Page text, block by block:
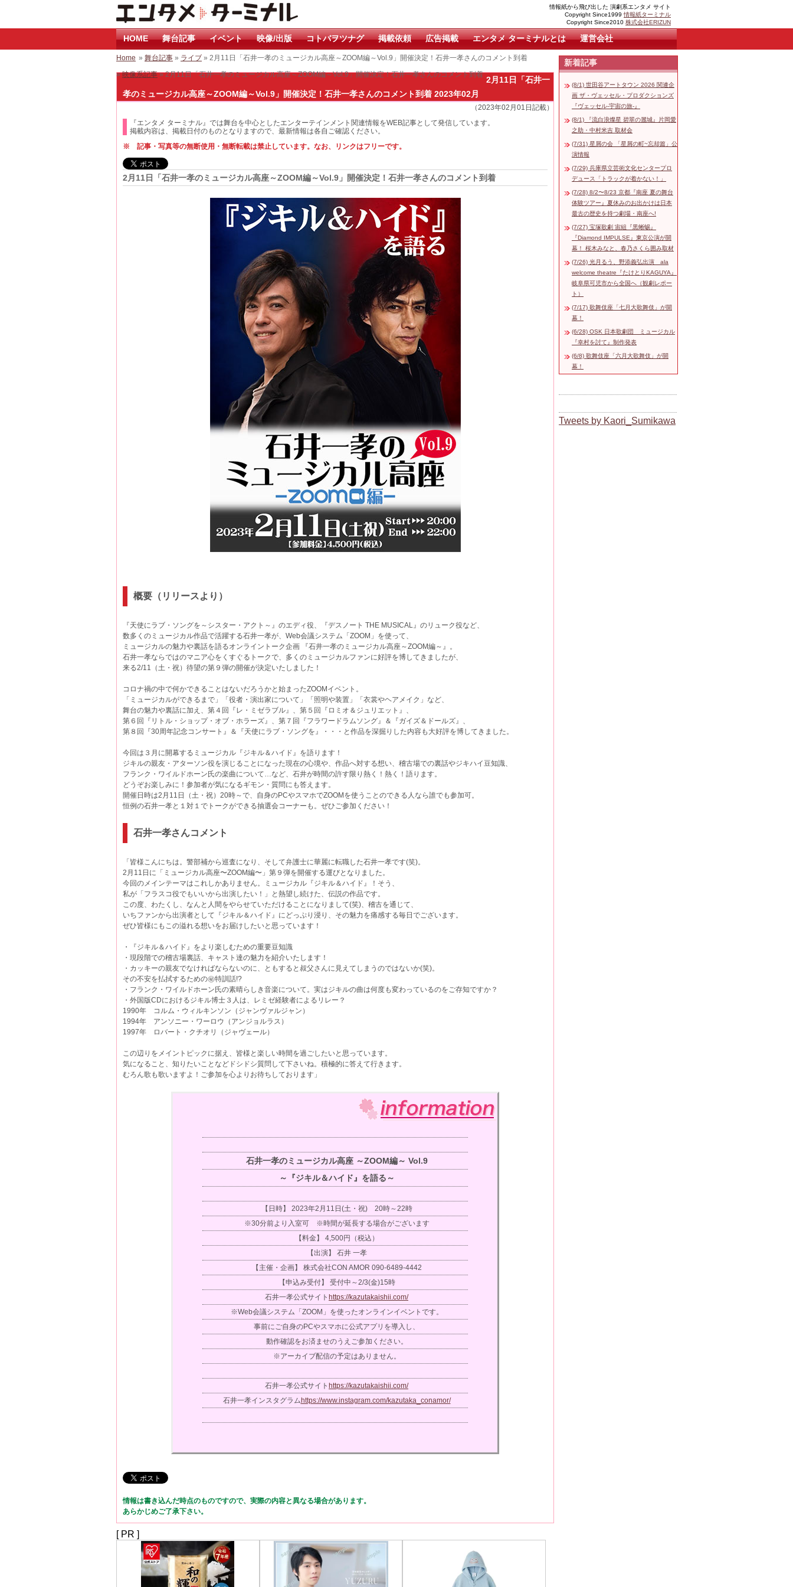
情報紙から飛び出した 演劇系エンタメ サイト
Copyright Since1999 情報紙ターミナル
Copyright Since2010 株式会社ERIZUN
HOME 舞台記事 イベント 映像/出版 コトバヲツナグ 掲載依頼 広告掲載 エンタメ ターミナルとは 運営会社
Home » 舞台記事 » ライブ » 2月11日「石井一孝のミュージカル高座～ZOOM編～Vol.9」開催決定！石井一孝さんのコメント到着
»映像系記事» 2月11日「石井一孝のミュージカル高座～ZOOM編～Vol.9」開催決定！石井一孝さんのコメント到着
2月11日「石井一
孝のミュージカル高座～ZOOM編～Vol.9」開催決定！石井一孝さんのコメント到着 2023年02月
（2023年02月01日記載）
『エンタメ ターミナル』では舞台を中心としたエンターテインメント関連情報をWEB記事として発信しています。
掲載内容は、掲載日付のものとなりますので、最新情報は各自ご確認ください。
※ 記事・写真等の無断使用・無断転載は禁止しています。なお、リンクはフリーです。
2月11日「石井一孝のミュージカル高座～ZOOM編～Vol.9」開催決定！石井一孝さんのコメント到着
概要（リリースより）
『天使にラブ・ソングを～シスター・アクト～』のエディ役、『デスノート THE MUSICAL』のリューク役など、
数多くのミュージカル作品で活躍する石井一孝が、Web会議システム「ZOOM」を使って、
ミュージカルの魅力や裏話を語るオンライントーク企画 『石井一孝のミュージカル高座～ZOOM編～』。
石井一孝ならではのマニア心をくすぐるトークで、多くのミュージカルファンに好評を博してきましたが、
来る2/11（土・祝）待望の第９弾の開催が決定いたしました！
コロナ禍の中で何かできることはないだろうかと始まったZOOMイベント。
「ミュージカルができるまで」「役者・演出家について」「照明や装置」「衣裳やヘアメイク」など、
舞台の魅力や裏話に加え、第４回『レ・ミゼラブル』、第５回『ロミオ＆ジュリエット』、
第６回『リトル・ショップ・オブ・ホラーズ』、第７回『フラワードラムソング』＆『ガイズ＆ドールズ』、
第８回『30周年記念コンサート』＆『天使にラブ・ソングを』・・・と作品を深掘りした内容も大好評を博してきました。
今回は３月に開幕するミュージカル『ジキル＆ハイド』を語ります！
ジキルの親友・アターソン役を演じることになった現在の心境や、作品へ対する想い、稽古場での裏話やジキハイ豆知識、
フランク・ワイルドホーン氏の楽曲について…など、石井が時間の許す限り熱く！熱く！語ります。
どうぞお楽しみに！参加者が気になるギモン・質問にも答えます。
開催日時は2月11日（土・祝）20時～で、自身のPCやスマホでZOOMを使うことのできる人なら誰でも参加可。
恒例の石井一孝と１対１でトークができる抽選会コーナーも。ぜひご参加ください！
石井一孝さんコメント
「皆様こんにちは。警部補から巡査になり、そして弁護士に華麗に転職した石井一孝です(笑)。
2月11日に「ミュージカル高座〜ZOOM編〜」第９弾を開催する運びとなりました。
今回のメインテーマはこれしかありません。ミュージカル『ジキル＆ハイド』！そう、
私が「フラスコ役でもいいから出演したい！」と熱望し続けた、伝説の作品です。
この度、わたくし、なんと人間をやらせていただけることになりまして(笑)、稽古を通じて、
いちファンから出演者として『ジキル＆ハイド』にどっぷり浸り、その魅力を痛感する毎日でございます。
ぜひ皆様にもこの溢れる想いをお届けしたいと思っています！
・『ジキル＆ハイド』をより楽しむための重要豆知識
・現段階での稽古場裏話、キャスト達の魅力を紹介いたします！
・カッキーの親友でなければならないのに、ともすると叔父さんに見えてしまうのではないか(笑)。
その不安を払拭するための㊙️特訓話!?
・フランク・ワイルドホーン氏の素晴らしき音楽について。実はジキルの曲は何度も変わっているのをご存知ですか？
・外国版CDにおけるジキル博士３人は、レミゼ経験者によるリレー？
1990年 コルム・ウィルキンソン（ジャンヴァルジャン）
1994年 アンソニー・ワーロウ（アンジョルラス）
1997年 ロバート・クチオリ（ジャヴェール）
この辺りをメイントピックに据え、皆様と楽しい時間を過ごしたいと思っています。
気になること、知りたいことなどドシドシ質問して下さいね。積極的に答えて行きます。
むろん歌も歌いますよ！ご参加を心よりお待ちしております」
石井一孝のミュージカル高座 ～ZOOM編～ Vol.9
～『ジキル＆ハイド』を語る～
【日時】 2023年2月11日(土・祝) 20時～22時
※30分前より入室可 ※時間が延長する場合がございます
【料金】 4,500円（税込）
【出演】 石井 一孝
【主催・企画】 株式会社CON AMOR 090-6489-4442
【申込み受付】 受付中～2/3(金)15時
石井一孝公式サイト https://kazutakaishii.com/
※Web会議システム「ZOOM」を使ったオンラインイベントです。
事前にご自身のPCやスマホに公式アプリを導入し、
動作確認をお済ませのうえご参加ください。
※アーカイブ配信の予定はありません。
石井一孝公式サイト https://kazutakaishii.com/
石井一孝インスタグラム https://www.instagram.com/kazutaka_conamor/
情報は書き込んだ時点のものですので、実際の内容と異なる場合があります。
あらかじめご了承下さい。
[ PR ]
新着記事
(8/1) 世田谷アートタウン 2026 関連企
画 ザ・ヴェッセル・プロダクションズ
『ヴェッセル-宇宙の旅-』
(8/1) 『流白浪燦星 碧翠の麗城』片岡愛
之助・中村米吉 取材会
(7/31) 星屑の会 「星屑の町~忘却篇」公
演情報
(7/29) 兵庫県立芸術文化センタープロ
デュース「トラックが着かない！」
(7/28) 8/2〜8/23 京都『南座 夏の舞台
体験ツアー』夏休みのお出かけは日本
最古の歴史を持つ劇場・南座へ!
(7/27) 宝塚歌劇 宙組『黒蜥蜴』
『Diamond IMPULSE』東京公演が開
幕！ 桜木みなと、春乃さくら囲み取材
(7/26) 光月るう、野添義弘出演 ala
welcome theatre『たけとりKAGUYA』
岐阜県可児市から全国へ（観劇レポー
ト）
(7/17) 歌舞伎座「七月大歌舞伎」が開
幕！
(6/28) OSK 日本歌劇団 ミュージカル
『幸村を討て』制作発表
(6/8) 歌舞伎座「六月大歌舞伎」が開
幕！
Tweets by Kaori_Sumikawa